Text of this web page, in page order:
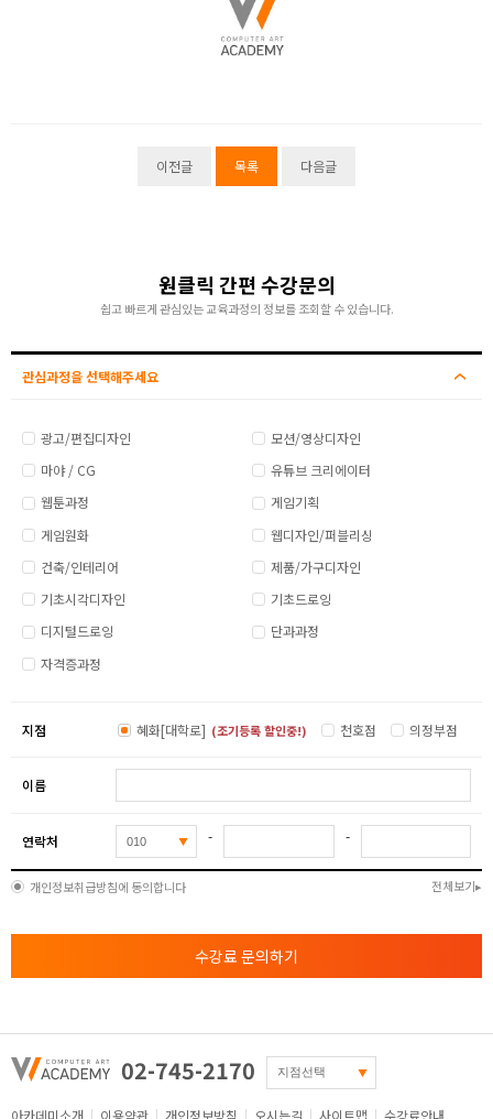
이전글 목록 다음글
원클릭 간편 수강문의
쉽고 빠르게 관심있는 교육과정의 정보를 조회할 수 있습니다.
관심과정을 선택해주세요
광고/편집디자인
모션/영상디자인
마야 / CG
유튜브 크리에이터
웹툰과정
게임기획
게임원화
웹디자인/퍼블리싱
건축/인테리어
제품/가구디자인
기초시각디자인
기초드로잉
디지털드로잉
단과과정
자격증과정
지점 혜화[대학로] (조기등록 할인중!) 천호점 의정부점
이름
연락처 - -
개인정보취급방침에 동의합니다 전체보기
수강료 문의하기
02-745-2170
아카데미소개 이용약관 개인정보방침 오시는길 사이트맵 수강료안내